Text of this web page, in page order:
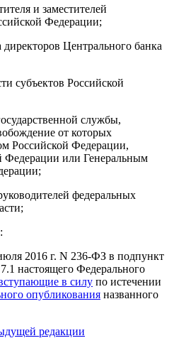
и заместителей
Федерации;
Центрального банка
субъектов Российской
службы,
от которых
Российской Федерации,
Федерации или Генеральным
федеральных
2016 г. N 236-ФЗ в подпункт
настоящего Федерального
в силу по истечении
опубликования названного
редакции